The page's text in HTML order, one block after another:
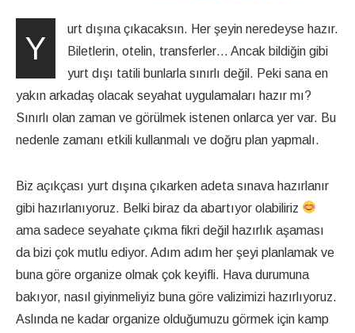
Y
urt dışına çıkacaksın. Her şeyin neredeyse hazır.
Biletlerin, otelin, transferler… Ancak bildiğin gibi
yurt dışı tatili bunlarla sınırlı değil. Peki sana en
yakın arkadaş olacak seyahat uygulamaları hazır mı?
Sınırlı olan zaman ve görülmek istenen onlarca yer var. Bu
nedenle zamanı etkili kullanmalı ve doğru plan yapmalı.
Biz açıkçası yurt dışına çıkarken adeta sınava hazırlanır
gibi hazırlanıyoruz. Belki biraz da abartıyor olabiliriz
ama sadece seyahate çıkma fikri değil hazırlık aşaması
da bizi çok mutlu ediyor. Adım adım her şeyi planlamak ve
buna göre organize olmak çok keyifli. Hava durumuna
bakıyor, nasıl giyinmeliyiz buna göre valizimizi hazırlıyoruz.
Aslında ne kadar organize olduğumuzu görmek için kamp